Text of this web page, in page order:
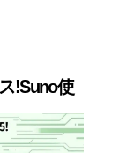
!Suno使